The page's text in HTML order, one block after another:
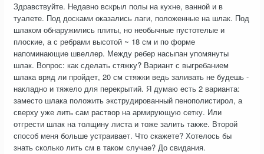
Здравствуйте. Недавно вскрыл полы на кухне, ванной и в
туалете. Под досками оказались лаги, положенные на шлак. Под
шлаком обнаружились плиты, но необычные пустотелые и
плоские, а с ребрами высотой ~ 18 см и по форме
напоминающие швеллер. Между ребер насыпан упомянуты
шлак. Вопрос: как сделать стяжку? Вариант с выгребанием
шлака вряд ли пройдет, 20 см стяжки ведь заливать не будешь -
накладно и тяжело для перекрытий. Я думаю есть 2 варианта:
заместо шлака положить экструдированный пенополистирол, а
сверху уже лить сам раствор на армирующую сетку. Или
отгрести шлак на толщину листа и тоже залить также. Второй
способ меня больше устраивает. Что скажете? Хотелось бы
знать сколько лить см в таком случае? До свидания.